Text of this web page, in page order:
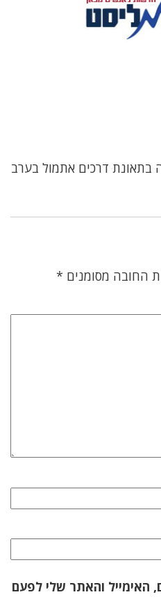
בתאונת דרכים אתמול בערב
החובה מסומנים *
והאתר שלי לפעם